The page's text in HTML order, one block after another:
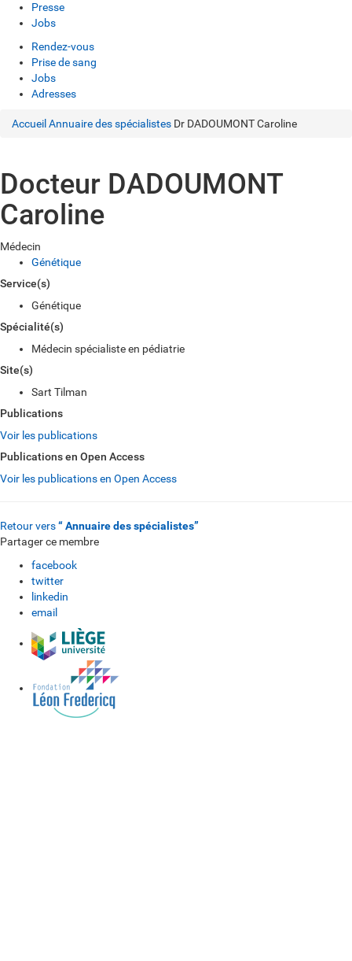
Presse
Jobs
Rendez-vous
Prise de sang
Jobs
Adresses
Accueil Annuaire des spécialistes Dr DADOUMONT Caroline
Docteur DADOUMONT
Caroline
Médecin
Génétique
Service(s)
Génétique
Spécialité(s)
Médecin spécialiste en pédiatrie
Site(s)
Sart Tilman
Publications
Voir les publications
Publications en Open Access
Voir les publications en Open Access
Retour vers“ Annuaire des spécialistes”
Partager ce membre
facebook
twitter
linkedin
email